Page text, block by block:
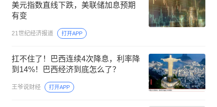
美元指数直线下跌，美联储加息预期
有变
21世纪经济报道 打开APP
扛不住了！巴西连续4次降息，利率降
到14%！巴西经济到底怎么了？
王爷说财经 打开APP